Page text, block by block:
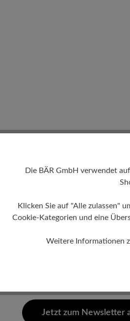
10€ Rabatt
Jetzt zum Newsletter
Die BÄR GmbH verwendet
Klicken Sie auf "Alle zulassen"
Cookie-Kategorien und eine
Weitere Informationen